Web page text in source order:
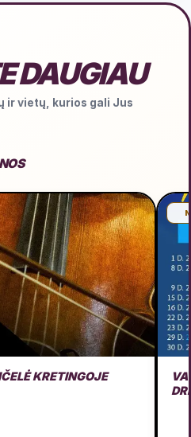
DAUGIAU
ir vietų, kurios gali Jus
KRETINGOJE